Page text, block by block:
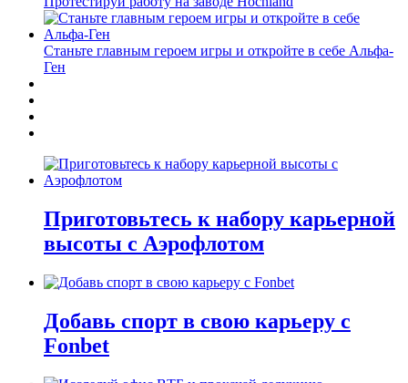
Станьте главным героем игры и откройте в себе Альфа-
Ген
Приготовьтесь к набору карьерной
высоты с Аэрофлотом
Добавь спорт в свою карьеру с
Fonbet